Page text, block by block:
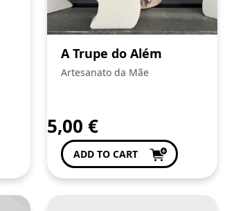
A Trupe do Além
Artesanato da Mãe
5,00€
ADD TO CART